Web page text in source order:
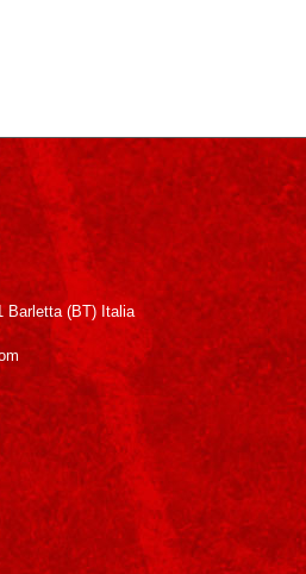
Barletta (BT) Italia